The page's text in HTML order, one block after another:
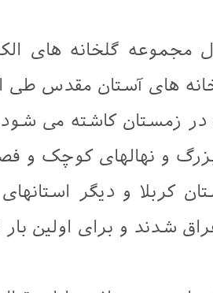
گلخانه های
های آستان مقدس طی
در زمستان کاشته می
و نهالهای کوچک و
کربلا و دیگر
شدند و برای اولین